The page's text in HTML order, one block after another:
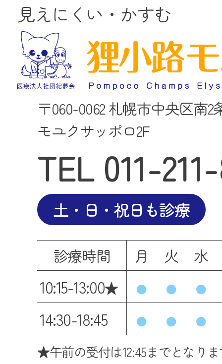
見えにくい・かすむ
〒060-0062 札幌市中央区南2
モユクサッポロ2F
TEL 011-
土・日・祝日も診療
診療時間 月 火 水
10:15-13:00★ ● ● ●
14:30-18:45 ● ● ●
★午前の受付は12:45までとなり